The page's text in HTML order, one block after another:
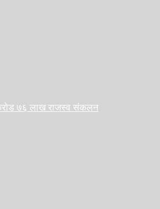
करोड ७६ लाख राजस्व संकलन